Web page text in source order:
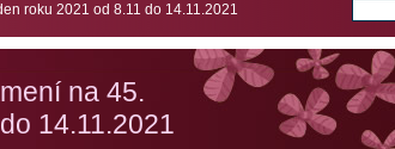
roku 2021 od 8.11 do 14.11.2021
na 45.
14.11.2021